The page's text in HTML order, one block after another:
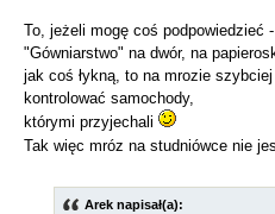
To, jeżeli mogę coś podpowiedzieć
"Gówniarstwo" na dwór, na
jak coś łykną, to na mrozie
kontrolować samochody,
którymi przyjechali
Tak więc mróz na studniówce nie
Arek napisał(a):